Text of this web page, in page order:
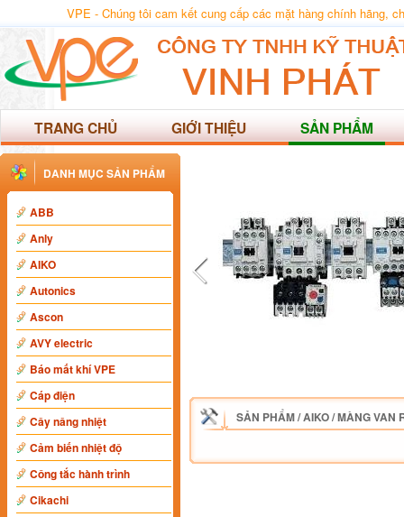
VPE - Chúng tôi cam kết cung cấp các mặt hàng chính
TRANG CHỦ GIỚI THIỆU SẢN PHẨM
DANH MỤC SẢN PHẨM
ABB
Anly
AIKO
Autonics
Ascon
AVY electric
Báo mất khí VPE
Cáp điện
Cây nâng nhiệt
Cảm biến nhiệt độ
Công tắc hành trình
Cikachi
SẢN PHẨM/AIKO/MÀNG VAN